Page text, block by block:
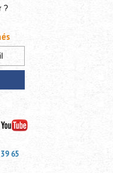
?
65